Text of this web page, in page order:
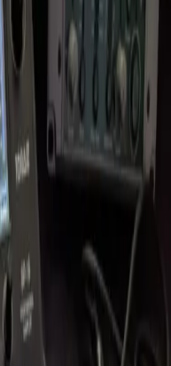
Контакти